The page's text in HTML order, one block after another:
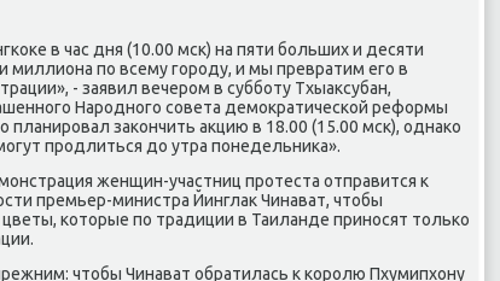
в час дня (10.00 мск) на пяти больших и десяти
миллиона по всему городу, и мы превратим его в
- заявил вечером в субботу Тхыаксубан,
Народного совета демократической реформы
планировал закончить акцию в 18.00 (15.00 мск), однако
продлиться до утра понедельника».
женщин-участниц протеста отправится к
премьер-министра Йинглак Чинават, чтобы
которые по традиции в Таиланде приносят только
чтобы Чинават обратилась к королю Пхумипхону